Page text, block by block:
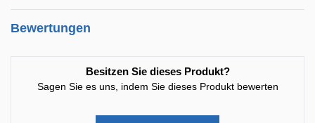
Bewertungen
Besitzen Sie dieses Produkt?
Sagen Sie es uns, indem Sie dieses Produkt bewerten